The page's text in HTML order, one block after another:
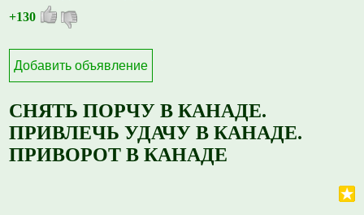
+130
Добавить объявление
СНЯТЬ ПОРЧУ В КАНАДЕ.
ПРИВЛЕЧЬ УДАЧУ В КАНАДЕ.
ПРИВОРОТ В КАНАДЕ